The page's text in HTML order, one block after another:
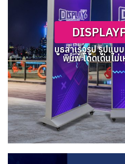
บูธสำเร็จรูป รูปแบ
พิมพ์ โดดเด่นไม่